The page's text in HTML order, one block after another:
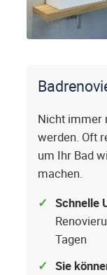
Nicht immer
werden. Oft
um Ihr Bad
machen.
Schnelle
Tagen
Sie